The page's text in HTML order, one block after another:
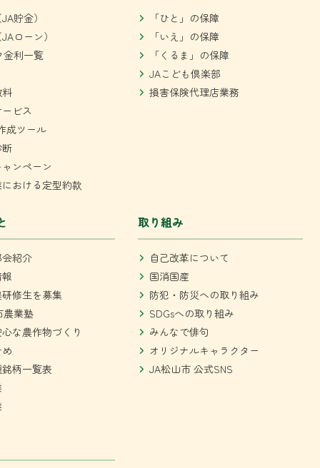
貯金）
ローン）
金利一覧
ビス
成ツール
ンペーン
おける定型約款
「ひと」の保障
「いえ」の保障
「くるま」の保障
JAこども倶楽部
損害保険代理店業務
紹介
修生を募集
農業塾
な農作物づくり
柄一覧表
取り組み
自己改革について
国消国産
防犯・防災への取り組み
SDGsへの取り組み
みんなで俳句
オリジナルキャラクター
JA松山市 公式SNS